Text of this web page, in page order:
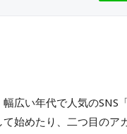
広い年代で人気の
始めたり、二つ目のア